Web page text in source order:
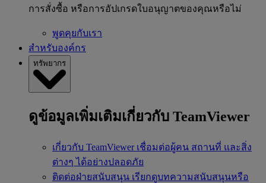
การสั่งซื้อ หรือการอัปเกรดใบอนุญาตของคุณหรือไม่
พูดคุยกับเรา
สำหรับองค์กร
ทรัพยากร
ดูข้อมูลเพิ่มเติมเกี่ยวกับ TeamViewer
เกี่ยวกับ TeamViewer เชื่อมต่อผู้คน สถานที่ และสิ่ง
ต่างๆ ได้อย่างปลอดภัย
ติดต่อฝ่ายสนับสนุน เรียกดูบทความสนับสนุนหรือ